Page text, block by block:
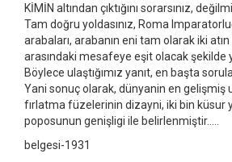
KİMİN altından çıktığını sorarsınız,
Tam doğru yoldasınız, Roma
arabaları, arabanın eni tam olarak iki
arasındaki mesafeye eşit olacak şekilde
Böylece ulaştığımız yanıt, en başta
Yani sonuç olarak, dünyanin en gelişmiş
fırlatma füzelerinin dizayni, iki bin küsur
poposunun genişligi ile belirlenmiştir…..
belgesi-1931